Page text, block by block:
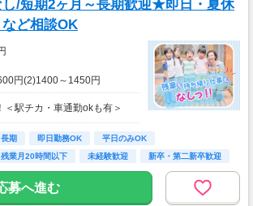
/短期2ヶ月～長期歓迎★即日・夏休
ど相談OK
円(2)1400～1450円
円×8h×22日)
時、7-11時、8-12時、9-16時
＜駅チカ・車通勤okも有＞
長期 即日勤務OK
平日のみOK
残業月20時間以下 未経験歓迎
新卒・第二新卒歓迎
募へ進む